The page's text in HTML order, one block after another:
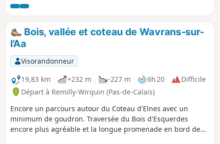
nickel. - au point 13, après le bosquet, on traverse sur une
cinquantaine de mètres un champ de maîs (le passage est
bien net) avant de trouver le chemin.
Bois, vallée et coteau de Wavrans-sur-
l'Aa
Visorandonneur
19,83 km
+232 m -227 m 6h 20
Difficile
Départ à Remilly-Wirquin (Pas-de-Calais)
Encore un parcours autour du Coteau d'Elnes avec un
minimum de goudron. Traversée du Bois d'Esquerdes
encore plus agréable et la longue promenade en bord de